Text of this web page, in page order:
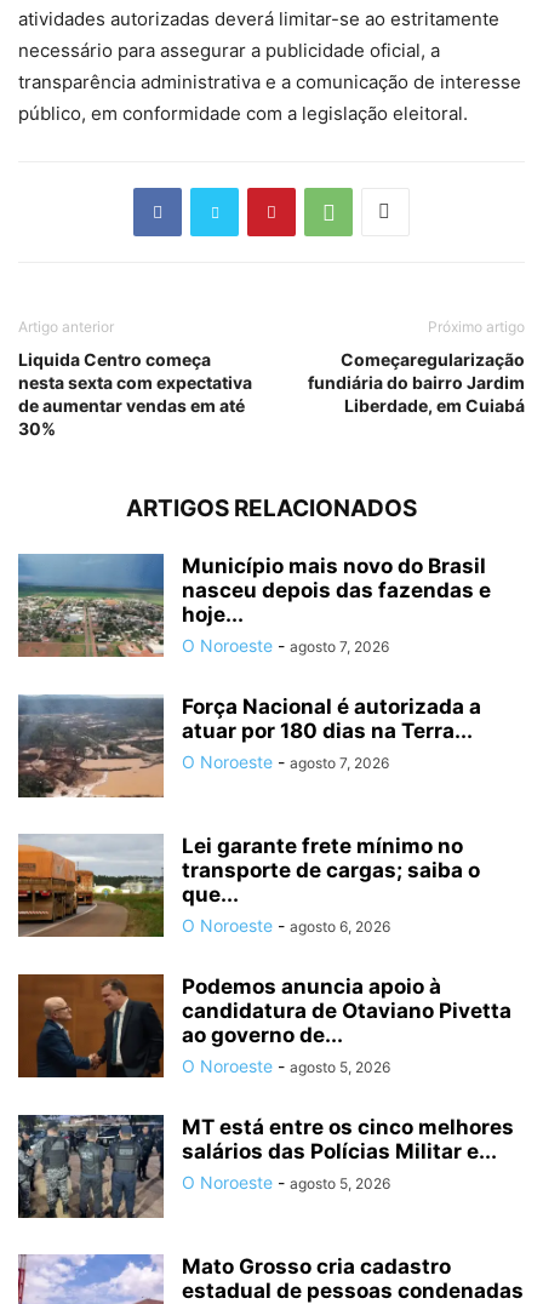
atividades autorizadas deverá limitar-se ao estritamente
necessário para assegurar a publicidade oficial, a
transparência administrativa e a comunicação de interesse
público, em conformidade com a legislação eleitoral.
Artigo anterior
Liquida Centro começa
nesta sexta com expectativa
de aumentar vendas em até
30%
Próximo artigo
Começaregularização
fundiária do bairro Jardim
Liberdade, em Cuiabá
ARTIGOS RELACIONADOS
Município mais novo do Brasil
nasceu depois das fazendas e
hoje...
O Noroeste - agosto 7, 2026
Força Nacional é autorizada a
atuar por 180 dias na Terra...
O Noroeste - agosto 7, 2026
Lei garante frete mínimo no
transporte de cargas; saiba o
que...
O Noroeste - agosto 6, 2026
Podemos anuncia apoio à
candidatura de Otaviano Pivetta
ao governo de...
O Noroeste - agosto 5, 2026
MT está entre os cinco melhores
salários das Polícias Militar e...
O Noroeste - agosto 5, 2026
Mato Grosso cria cadastro
estadual de pessoas condenadas